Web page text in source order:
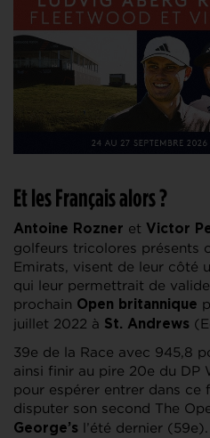
Et les Français alors ?
Antoine Rozner et Victor
golfeurs tricolores présents
Emirats, visent de leur côté
qui leur permettrait de
prochain Open britannique
juillet 2022 à St. Andrews
39e de la Race avec 945,8
ainsi finir au pire 20e du DP
pour espérer entrer dans ce
disputer son second The
George’s l’été dernier